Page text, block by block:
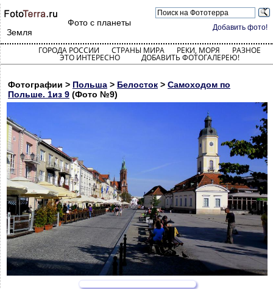
Добавить фото!
Фото с планеты
Земля
ГОРОДА РОССИИ СТРАНЫ МИРА РЕКИ, МОРЯ РАЗНОЕ
ЭТО ИНТЕРЕСНО ДОБАВИТЬ ФОТОГАЛЕРЕЮ!
Фотографии > Польша > Белосток > Самоходом по
Польше. 1из 9 (Фото №9)